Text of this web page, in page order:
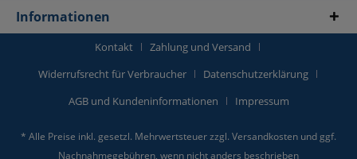
Informationen
Kontakt
Zahlung und Versand
Widerrufsrecht für Verbraucher
Datenschutzerklärung
AGB und Kundeninformationen
Impressum
* Alle Preise inkl. gesetzl. Mehrwertsteuer zzgl. Versandkosten und ggf.
Nachnahmegebühren, wenn nicht anders beschrieben